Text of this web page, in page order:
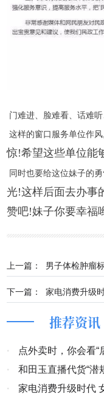
推荐资讯
·
点外卖时，你会看“
·
和田玉直播代货“潜
·
家电消费升级时代
门难进、脸难看、话难
这样的窗口服务单位作风,
惊!希望这些单位能
同时也要给这位妹子的勇
光!这样后面去办事
赞吧!妹子你要幸福
上一篇： 男子体检肿瘤
下一篇： 家电消费升级